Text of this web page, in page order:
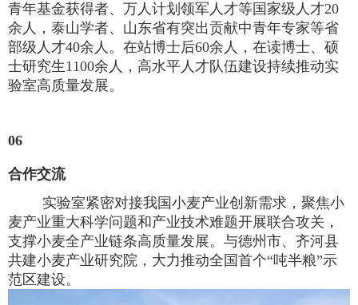
青年基金获得者、万人计划领军人才等国家级人才20
余人，泰山学者、山东省有突出贡献中青年专家等省
部级人才40余人。在站博士后60余人，在读博士、硕
士研究生1100余人，高水平人才队伍建设持续推动实
验室高质量发展。
06
合作交流
实验室紧密对接我国小麦产业创新需求，聚焦小
麦产业重大科学问题和产业技术难题开展联合攻关，
支撑小麦全产业链条高质量发展。与德州市、齐河县
共建小麦产业研究院，大力推动全国首个“吨半粮”示
范区建设。